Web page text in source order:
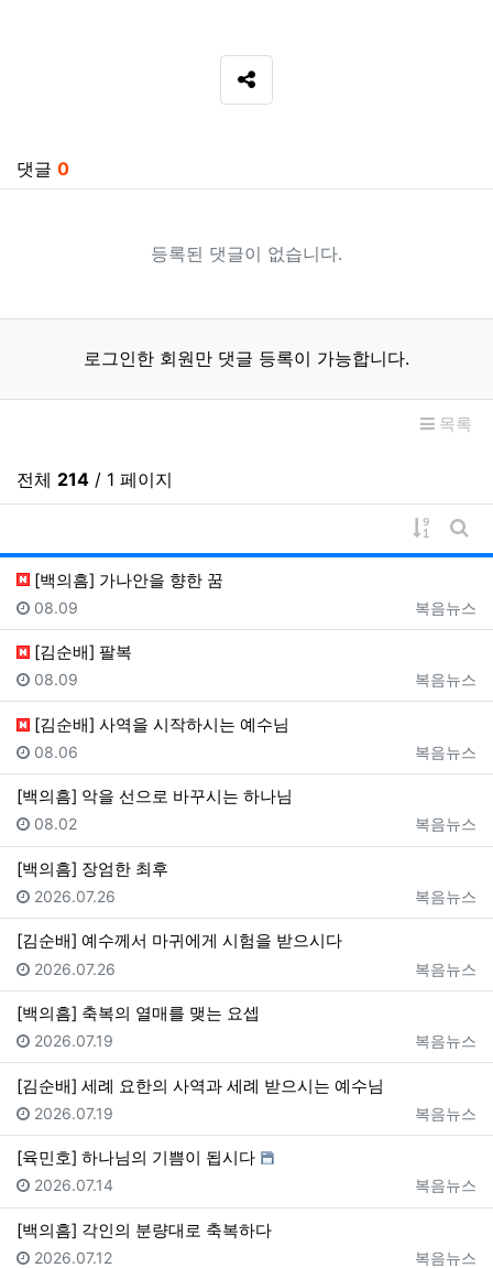
SNS 공유
댓글 0
등록된 댓글이 없습니다.
로그인한 회원만 댓글 등록이 가능합니다.
목록
전체 214 / 1 페이지
게시물
게
[백의흠] 가나안을 향한 꿈
등록자
복음뉴스
등록일
08.09
[김순배] 팔복
등록자
복음뉴스
등록일
08.09
[김순배] 사역을 시작하시는 예수님
등록자
복음뉴스
등록일
08.06
[백의흠] 악을 선으로 바꾸시는 하나님
등록자
복음뉴스
등록일
08.02
[백의흠] 장엄한 최후
등록자
복음뉴스
등록일
2026.07.26
[김순배] 예수께서 마귀에게 시험을 받으시다
등록자
복음뉴스
등록일
2026.07.26
[백의흠] 축복의 열매를 맺는 요셉
등록자
복음뉴스
등록일
2026.07.19
[김순배] 세례 요한의 사역과 세례 받으시는 예수님
등록자
복음뉴스
등록일
2026.07.19
[육민호] 하나님의 기쁨이 됩시다
등록자
복음뉴스
등록일
2026.07.14
[백의흠] 각인의 분량대로 축복하다
등록자
복음뉴스
등록일
2026.07.12